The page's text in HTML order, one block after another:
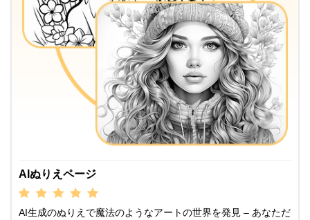
AIぬりえページ
AI生成のぬりえで魔法のようなアートの世界を発見 – あなただ